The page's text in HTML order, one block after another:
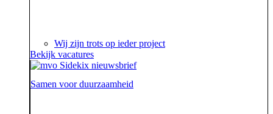
Wij zijn trots op ieder project
Bekijk vacatures
Samen voor duurzaamheid